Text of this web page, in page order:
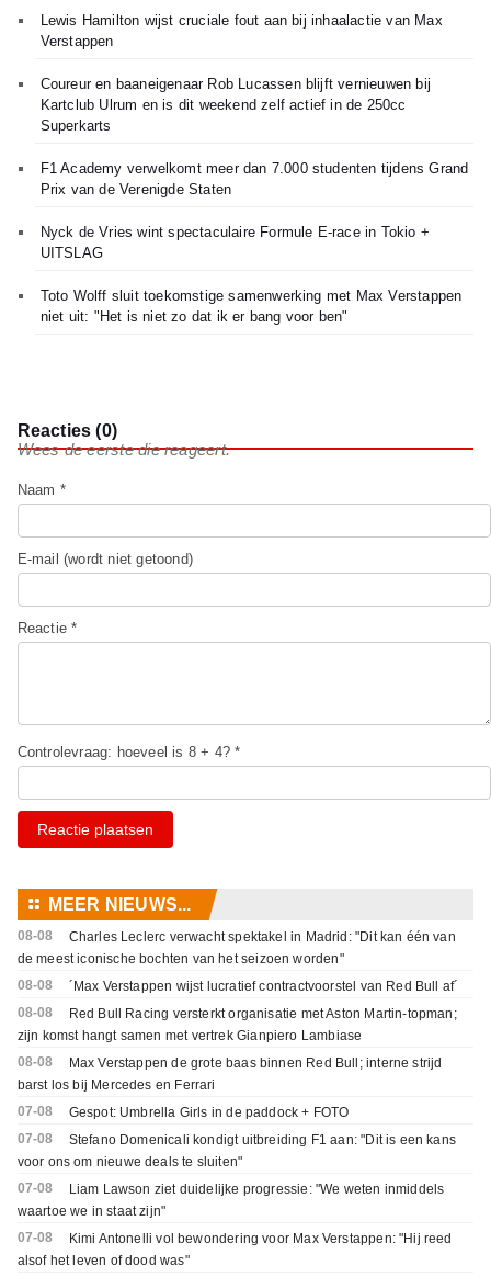
Lewis Hamilton wijst cruciale fout aan bij inhaalactie van Max
Verstappen
Coureur en baaneigenaar Rob Lucassen blijft vernieuwen bij
Kartclub Ulrum en is dit weekend zelf actief in de 250cc
Superkarts
F1 Academy verwelkomt meer dan 7.000 studenten tijdens Grand
Prix van de Verenigde Staten
Nyck de Vries wint spectaculaire Formule E-race in Tokio +
UITSLAG
Toto Wolff sluit toekomstige samenwerking met Max Verstappen
niet uit: "Het is niet zo dat ik er bang voor ben"
Reacties (0)
Wees de eerste die reageert.
Naam *
E-mail (wordt niet getoond)
Reactie *
Controlevraag: hoeveel is 8 + 4? *
Reactie plaatsen
⚏ MEER NIEUWS...
08-08
Charles Leclerc verwacht spektakel in Madrid: "Dit kan één van
de meest iconische bochten van het seizoen worden"
08-08
´Max Verstappen wijst lucratief contractvoorstel van Red Bull af´
08-08
Red Bull Racing versterkt organisatie met Aston Martin-topman;
zijn komst hangt samen met vertrek Gianpiero Lambiase
08-08
Max Verstappen de grote baas binnen Red Bull; interne strijd
barst los bij Mercedes en Ferrari
07-08
Gespot: Umbrella Girls in de paddock + FOTO
07-08
Stefano Domenicali kondigt uitbreiding F1 aan: "Dit is een kans
voor ons om nieuwe deals te sluiten"
07-08
Liam Lawson ziet duidelijke progressie: "We weten inmiddels
waartoe we in staat zijn"
07-08
Kimi Antonelli vol bewondering voor Max Verstappen: "Hij reed
alsof het leven of dood was"